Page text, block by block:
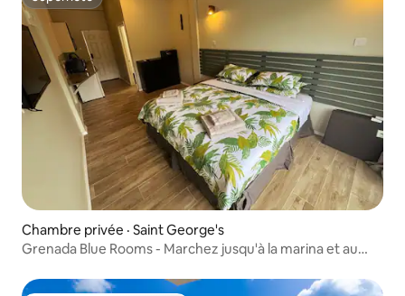
Superhôte
Chambre privée · Saint George's
Grenada Blue Rooms - Marchez jusqu'à la marina et au